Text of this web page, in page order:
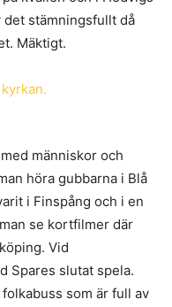
stämningsfullt då
Mäktigt.
människor och
höra gubbarna i Blå
i Finspång och i en
se kortfilmer där
Vid
Spares slutat spela.
som är full av